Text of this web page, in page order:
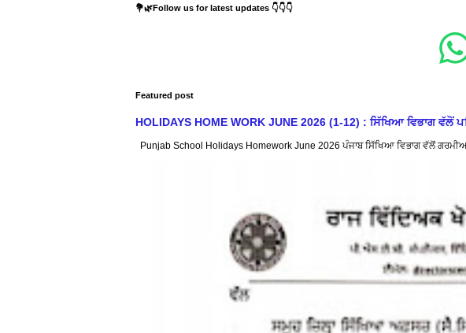
💐🌿Follow us for latest updates 👇👇👇
Featured post
HOLIDAYS HOME WORK JUNE 2026 (1-12) : ਸਿੱਖਿਆ ਵਿਭਾਗ
Punjab School Holidays Homework June 2026 ਪੰਜਾਬ ਸਿੱਖਿਆ ਵਿਭਾਗ ਵੱਲੋਂ